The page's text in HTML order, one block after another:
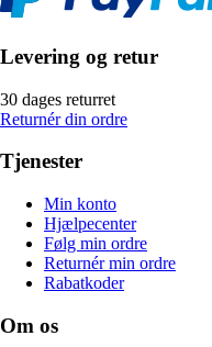
Levering og retur
30 dages returret
Returnér din ordre
Tjenester
Min konto
Hjælpecenter
Følg min ordre
Returnér min ordre
Rabatkoder
Om os